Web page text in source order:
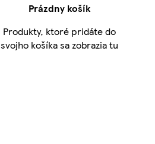
Prázdny košík
Produkty, ktoré pridáte do
svojho košíka sa zobrazia tu